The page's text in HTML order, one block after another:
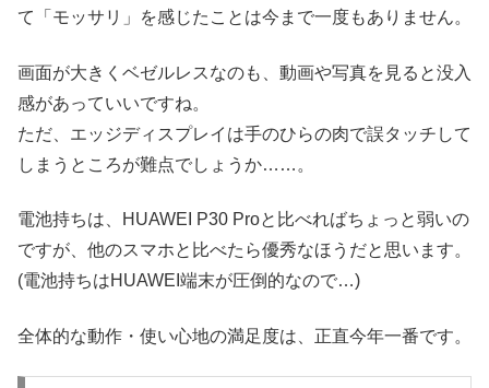
て「モッサリ」を感じたことは今まで一度もありません。
画面が大きくベゼルレスなのも、動画や写真を見ると没入
感があっていいですね。
ただ、エッジディスプレイは手のひらの肉で誤タッチして
しまうところが難点でしょうか……。
電池持ちは、HUAWEI P30 Proと比べればちょっと弱いの
ですが、他のスマホと比べたら優秀なほうだと思います。
(電池持ちはHUAWEI端末が圧倒的なので…)
全体的な動作・使い心地の満足度は、正直今年一番です。